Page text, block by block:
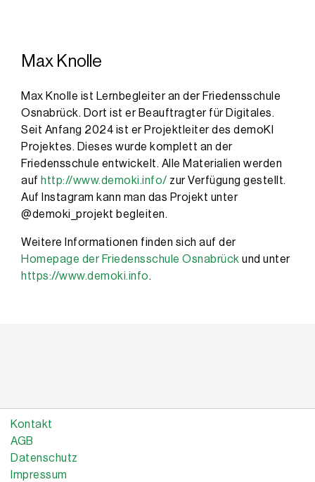
Max Knolle
Max Knolle ist Lernbegleiter an der Friedensschule
Osnabrück. Dort ist er Beauftragter für Digitales.
Seit Anfang 2024 ist er Projektleiter des demoKI
Projektes. Dieses wurde komplett an der
Friedensschule entwickelt. Alle Materialien werden
auf http://www.demoki.info/ zur Verfügung gestellt.
Auf Instagram kann man das Projekt unter
@demoki_projekt begleiten.
Weitere Informationen finden sich auf der
Homepage der Friedensschule Osnabrück und unter
https://www.demoki.info.
Impressum
Datenschutz
AGB
Kontakt